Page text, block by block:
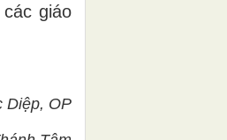
giáo
Diệp, OP